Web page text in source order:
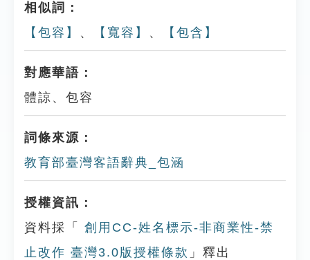
相似詞：
【包容】 、 【寬容】 、 【包含】
對應華語：
體諒、包容
詞條來源：
教育部臺灣客語辭典_包涵
授權資訊：
資料採「
創用CC-姓名標示-非商業性-禁
止改作 臺灣3.0版授權條款 」釋出